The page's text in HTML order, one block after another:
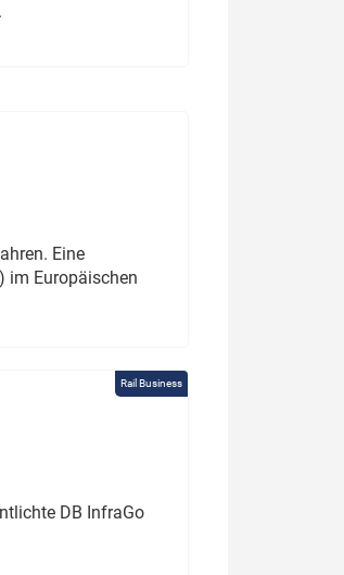
Eine
im Europäischen
Rail Business
DB InfraGo